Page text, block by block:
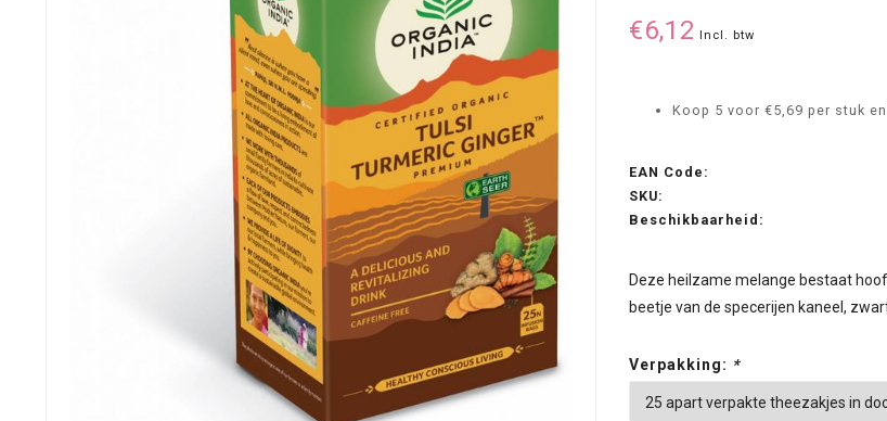
€6,12 Incl. btw
Koop 5 voor €5,69 per stuk
EAN Code:
SKU:
Beschikbaarheid:
Deze heilzame melange bestaat
beetje van de specerijen kaneel,
Verpakking: *